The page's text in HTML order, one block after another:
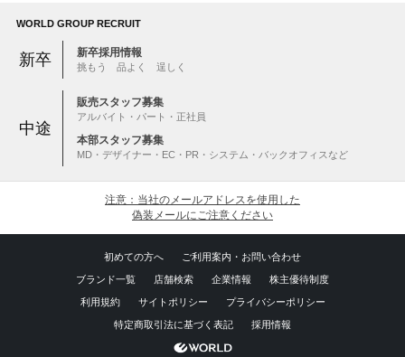
WORLD GROUP RECRUIT
新卒 新卒採用情報
挑もう 品よく 逞しく
中途
販売スタッフ募集
アルバイト・パート・正社員
本部スタッフ募集
MD・デザイナー・EC・PR・システム・バックオフィスなど
注意：当社のメールアドレスを使用した
偽装メールにご注意ください
初めての方へ ご利用案内・お問い合わせ
ブランド一覧 店舗検索 企業情報 株主優待制度
利用規約 サイトポリシー プライバシーポリシー
特定商取引法に基づく表記 採用情報